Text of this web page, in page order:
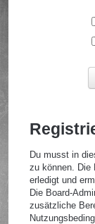
Du musst in
zu können. Die
erledigt und
Die Board-
zusätzliche